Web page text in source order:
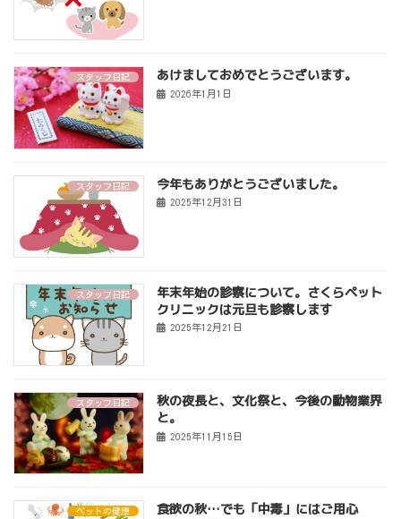
スタッフ日記 あけましておめでとうございます。
2026年1月1日
スタッフ日記 今年もありがとうございました。
2025年12月31日
スタッフ日記
年末年始の診察について。さくらペット
クリニックは元旦も診察します
2025年12月21日
スタッフ日記
秋の夜長と、文化祭と、今後の動物業界
と。
2025年11月15日
ペットの健康 食欲の秋…でも「中毒」にはご用心